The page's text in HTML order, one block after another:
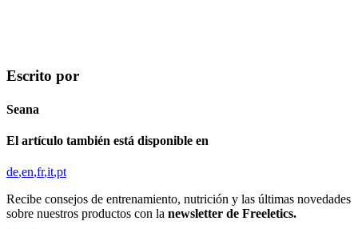
Escrito por
Seana
El artículo también está disponible en
de en fr it pt
Recibe consejos de entrenamiento, nutrición y las últimas novedades
sobre nuestros productos con la newsletter de Freeletics.